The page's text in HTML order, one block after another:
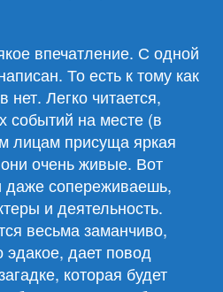
впечатление. С одной
То есть к тому как
Легко читается,
событий на месте (в
лицам присуща яркая
очень живые. Вот
даже сопереживаешь,
и деятельность.
весьма заманчиво,
дает повод
которая будет